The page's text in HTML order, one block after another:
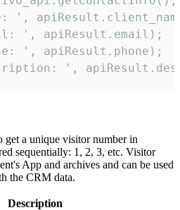
',
', apiResult.email);
', apiResult.phone);
',
get a unique visitor number in
sequentially: 1, 2, 3, etc. Visitor
App and archives and can be used
the CRM data.
Description